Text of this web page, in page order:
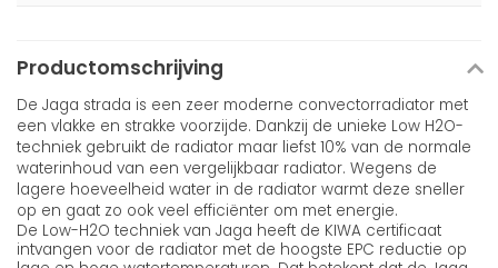
Productomschrijving
De Jaga strada is een zeer moderne convectorradiator met
een vlakke en strakke voorzijde. Dankzij de unieke Low H2O-
techniek gebruikt de radiator maar liefst 10% van de normale
waterinhoud van een vergelijkbaar radiator. Wegens de
lagere hoeveelheid water in de radiator warmt deze sneller
op en gaat zo ook veel efficiënter om met energie.
De Low-H2O techniek van Jaga heeft de KIWA certificaat
intvangen voor de radiator met de hoogste EPC reductie op